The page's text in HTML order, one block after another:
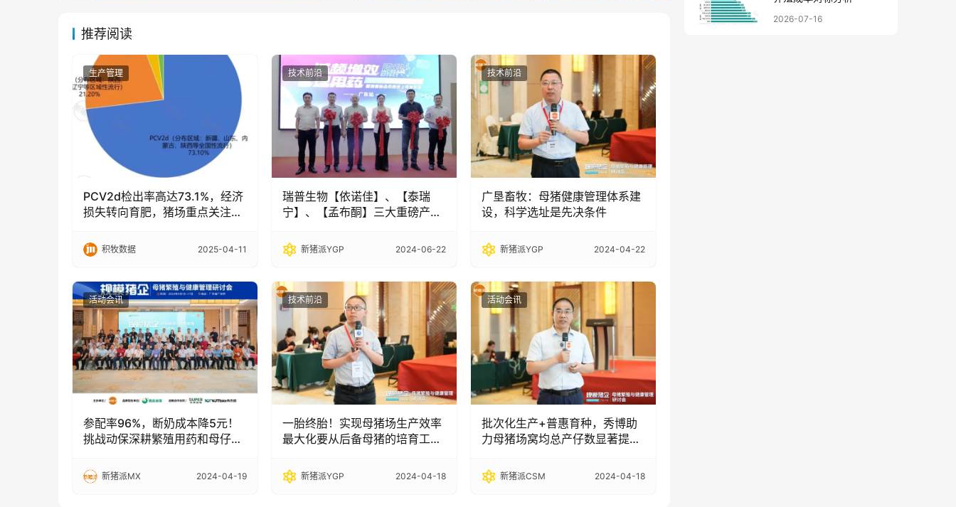
推荐阅读
生产管理
PCV2d检出率高达73.1%，经济
损失转向育肥，猪场重点关注：
力
积牧数据 2025-04-11
技术前沿
瑞普生物【依诺佳】、【泰瑞
宁】、【孟布酮】三大重磅产品
新猪派YGP 2024-06-22
技术前沿
广垦畜牧：母猪健康管理体系建
设，科学选址是先决条件
新猪派YGP 2024-04-22
活动会讯
参配率96%，断奶成本降5元！
挑战动保深耕繁殖用药和母仔猪
类新兽药
新猪派MX 2024-04-19
技术前沿
一胎终胎！实现母猪场生产效率
最大化要从后备母猪的培育工作
新猪派YGP 2024-04-18
活动会讯
批次化生产+普惠育种，秀博助
力母猪场窝均总产仔数显著提
20%新猪派CSM 2024-04-18
2026-07-16